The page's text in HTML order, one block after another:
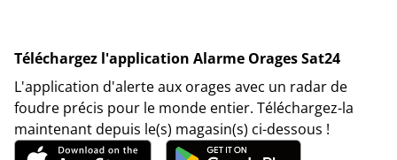
Téléchargez l'application Alarme Orages Sat24
L'application d'alerte aux orages avec un radar de
foudre précis pour le monde entier. Téléchargez-la
maintenant depuis le(s) magasin(s) ci-dessous !